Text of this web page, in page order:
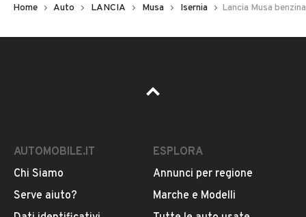
Pubblicità
Home Auto LANCIA Musa Isernia Lancia Musa
AUTOMOBILE.IT
Chi Siamo
Serve aiuto?
ESPLORA
Annunci per regione
Marche e Modelli